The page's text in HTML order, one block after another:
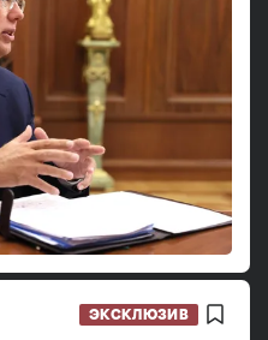
ЭКСКЛЮЗИВ